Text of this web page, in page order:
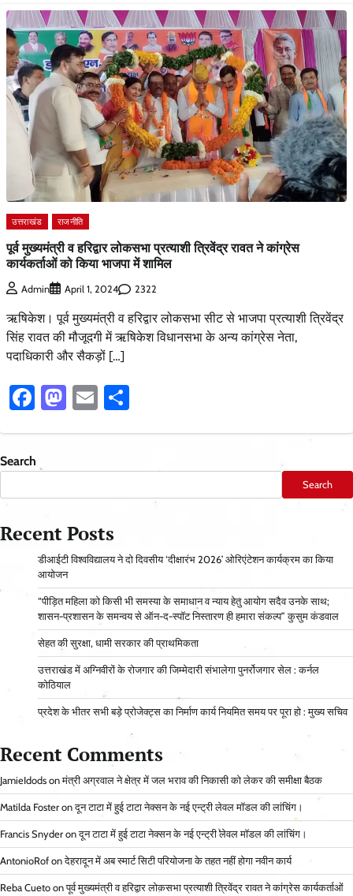
उत्तराखंड राजनीति
पूर्व मुख्यमंत्री व हरिद्वार लोकसभा प्रत्याशी त्रिवेंद्र रावत ने कांग्रेस
कार्यकर्ताओं को किया भाजपा में शामिल
Admin April 1, 2024 2322
ऋषिकेश। पूर्व मुख्यमंत्री व हरिद्वार लोकसभा सीट से भाजपा प्रत्याशी त्रिवेंद्र
सिंह रावत की मौजूदगी में ऋषिकेश विधानसभा के अन्य कांग्रेस नेता,
पदाधिकारी और सैकड़ों […]
Facebook
Mastodon
Email
Search
Search
Recent Posts
डीआईटी विश्वविद्यालय ने दो दिवसीय ‘दीक्षारंभ 2026’ ओरिएंटेशन कार्यक्रम का किया
आयोजन
“पीड़ित महिला को किसी भी समस्या के समाधान व न्याय हेतु आयोग सदैव उनके साथ;
शासन-प्रशासन के समन्वय से ऑन-द-स्पॉट निस्तारण ही हमारा संकल्प” कुसुम कंडवाल
सेहत की सुरक्षा, धामी सरकार की प्राथमिकता
उत्तराखंड में अग्निवीरों के रोजगार की जिम्मेदारी संभालेगा पुनर्रोजगार सेल : कर्नल
कोठियाल
प्रदेश के भीतर सभी बड़े प्रोजेक्ट्स का निर्माण कार्य नियमित समय पर पूरा हो : मुख्य सचिव
Recent Comments
JamieIdods onमंत्री अग्रवाल ने क्षेत्र में जल भराव की निकासी को लेकर की समीक्षा बैठक
Matilda Foster onदून टाटा में हुई टाटा नेक्सन के नई एन्ट्री लेवल मॉडल की लांचिंग।
Francis Snyder onदून टाटा में हुई टाटा नेक्सन के नई एन्ट्री लेवल मॉडल की लांचिंग।
AntonioRof onदेहरादून में अब स्मार्ट सिटी परियोजना के तहत नहीं होगा नवीन कार्य
Reba Cueto onपूर्व मुख्यमंत्री व हरिद्वार लोकसभा प्रत्याशी त्रिवेंद्र रावत ने कांग्रेस कार्यकर्ताओं